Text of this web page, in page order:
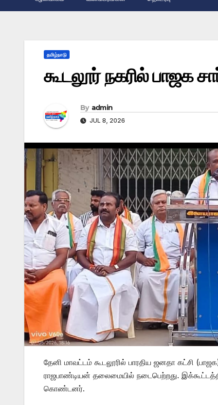
தமிழ்நாடு
கூடலூர் நகரில் பாஜக
By admin
JUL 8, 2026
தேனி மாவட்டம் கூடலூரில் பாரதிய ஜனதா கட்சி
ராஜபாண்டியன் தலைமையில் நடைபெற்றது.
கொண்டனர்.